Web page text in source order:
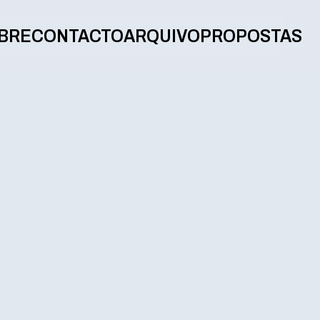
CONTACTOARQUIVO PROPOSTAS